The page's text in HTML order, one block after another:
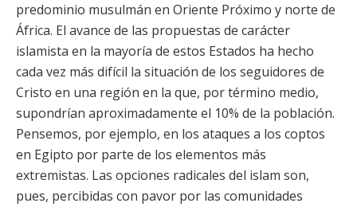
predominio musulmán en Oriente Próximo y norte de
África. El avance de las propuestas de carácter
islamista en la mayoría de estos Estados ha hecho
cada vez más difícil la situación de los seguidores de
Cristo en una región en la que, por término medio,
supondrían aproximadamente el 10% de la población.
Pensemos, por ejemplo, en los ataques a los coptos
en Egipto por parte de los elementos más
extremistas. Las opciones radicales del islam son,
pues, percibidas con pavor por las comunidades